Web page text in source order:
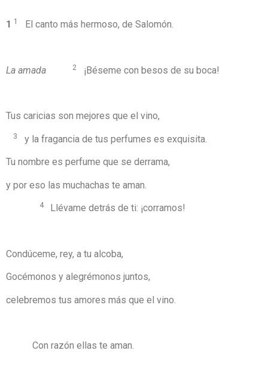
1 1 El canto más hermoso, de Salomón.
La amada 2 ¡Béseme con besos de su boca!
Tus caricias son mejores que el vino,
3 y la fragancia de tus perfumes es exquisita.
Tu nombre es perfume que se derrama,
y por eso las muchachas te aman.
4 Llévame detrás de ti: ¡corramos!
Condúceme, rey, a tu alcoba,
Gocémonos y alegrémonos juntos,
celebremos tus amores más que el vino.
Con razón ellas te aman.